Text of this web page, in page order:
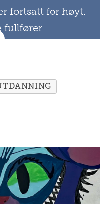
fortsatt for høyt.
fullfører
Statistisk
Brenna
at mange ikke
retning, men
flere enn i